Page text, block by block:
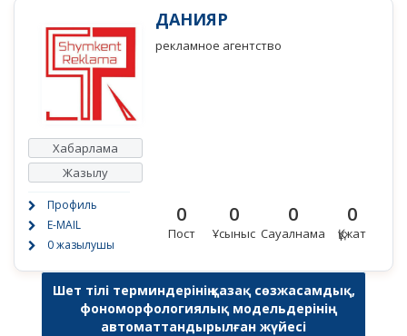
Хабарлама
Жазылу
Профиль
E-MAIL
0 жазылушы
ДАНИЯР
рекламное агентство
0
Пост
0
Ұсыныс
0
Сауалнама
0
Құжат
Шет тілі терминдерінің қазақ сөзжасамдық,
фономорфологиялық модельдерінің
автоматтандырылған жүйесі